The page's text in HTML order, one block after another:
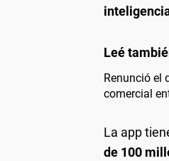
Renunció el
comercial
La app
de 100